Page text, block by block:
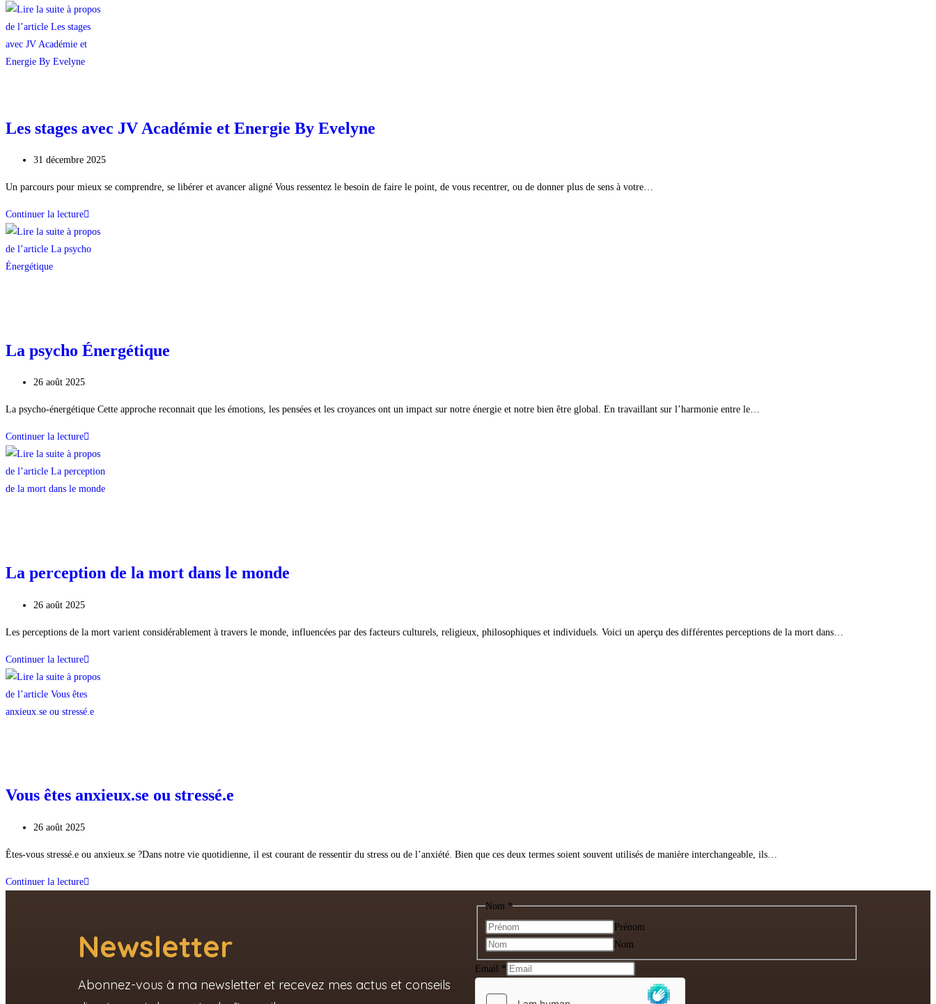
Les stages avec JV Académie et Energie By Evelyne
31 décembre 2025
Un parcours pour mieux se comprendre, se libérer et avancer aligné Vous ressentez le besoin de faire le point, de vous recentrer, ou de donner plus de sens à votre…
Continuer la lecture
La psycho Énergétique
26 août 2025
La psycho-énergétique Cette approche reconnait que les émotions, les pensées et les croyances ont un impact sur notre énergie et notre bien être global. En travaillant sur l’harmonie entre le…
Continuer la lecture
La perception de la mort dans le monde
26 août 2025
Les perceptions de la mort varient considérablement à travers le monde, influencées par des facteurs culturels, religieux, philosophiques et individuels. Voici un aperçu des différentes perceptions de la mort dans…
Continuer la lecture
Vous êtes anxieux.se ou stressé.e
26 août 2025
Êtes-vous stressé.e ou anxieux.se ?Dans notre vie quotidienne, il est courant de ressentir du stress ou de l’anxiété. Bien que ces deux termes soient souvent utilisés de manière interchangeable, ils…
Continuer la lecture
Newsletter
Abonnez-vous à ma newsletter et recevez mes actus et conseils
Nom *
Prénom
Nom
Nom
Email *